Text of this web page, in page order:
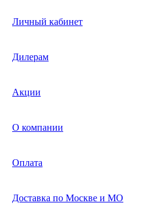
Личный кабинет
Дилерам
Акции
О компании
Оплата
Доставка по Москве и МО